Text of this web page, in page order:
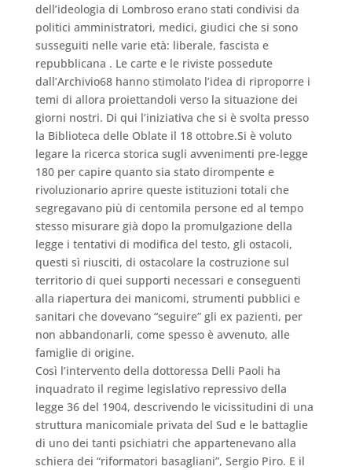
dell’ideologia di Lombroso erano stati condivisi da
politici amministratori, medici, giudici che si sono
susseguiti nelle varie età: liberale, fascista e
repubblicana . Le carte e le riviste possedute
dall’Archivio68 hanno stimolato l’idea di riproporre i
temi di allora proiettandoli verso la situazione dei
giorni nostri. Di qui l’iniziativa che si è svolta presso
la Biblioteca delle Oblate il 18 ottobre.Si è voluto
legare la ricerca storica sugli avvenimenti pre-legge
180 per capire quanto sia stato dirompente e
rivoluzionario aprire queste istituzioni totali che
segregavano più di centomila persone ed al tempo
stesso misurare già dopo la promulgazione della
legge i tentativi di modifica del testo, gli ostacoli,
questi sì riusciti, di ostacolare la costruzione sul
territorio di quei supporti necessari e conseguenti
alla riapertura dei manicomi, strumenti pubblici e
sanitari che dovevano “seguire” gli ex pazienti, per
non abbandonarli, come spesso è avvenuto, alle
famiglie di origine.
Così l’intervento della dottoressa Delli Paoli ha
inquadrato il regime legislativo repressivo della
legge 36 del 1904, descrivendo le vicissitudini di una
struttura manicomiale privata del Sud e le battaglie
di uno dei tanti psichiatri che appartenevano alla
schiera dei “riformatori basagliani”, Sergio Piro. E il